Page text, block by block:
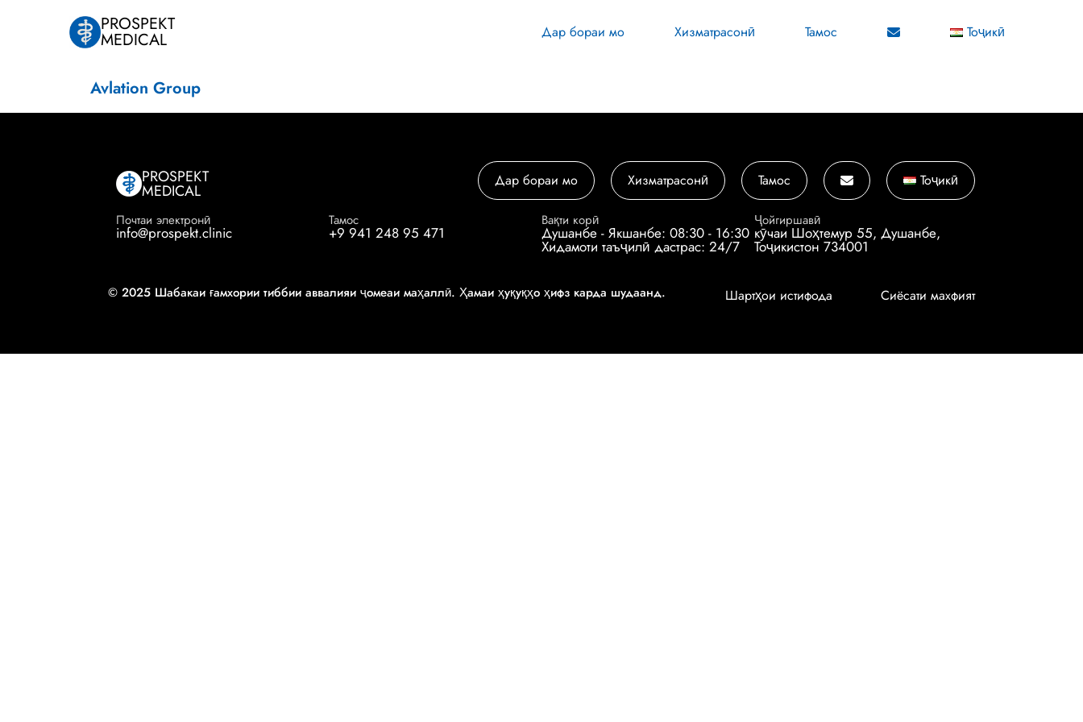
PROSPEKT
MEDICAL Дар бораи мо Хизматрасонӣ Тамос Тоҷикӣ
Avlation Group
PROSPEKT
MEDICAL
Дар бораи мо Хизматрасонӣ Тамос Тоҷикӣ
Почтаи электронӣ
info@prospekt.clinic
Тамос
+9 941 248 95 471
Вақти корӣ
Душанбе - Якшанбе: 08:30 - 16:30
Хидамоти таъҷилӣ дастрас: 24/7
Ҷойгиршавӣ
кӯчаи Шоҳтемур 55, Душанбе,
Тоҷикистон 734001
© 2025 Шабакаи ғамхории тиббии аввалияи ҷомеаи маҳаллӣ. Ҳамаи ҳуқуқҳо ҳифз карда шудаанд. Шартҳои истифода Сиёсати махфият